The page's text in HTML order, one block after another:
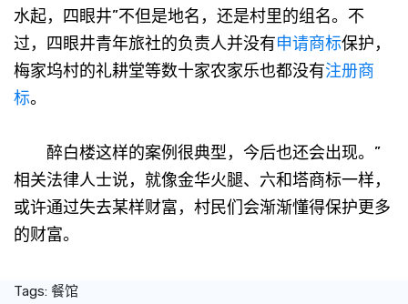
水起，四眼井”不但是地名，还是村里的组名。不
过，四眼井青年旅社的负责人并没有申请商标保护，
梅家坞村的礼耕堂等数十家农家乐也都没有注册商
标。
醉白楼这样的案例很典型，今后也还会出现。”
相关法律人士说，就像金华火腿、六和塔商标一样，
或许通过失去某样财富，村民们会渐渐懂得保护更多
的财富。
Tags: 餐馆